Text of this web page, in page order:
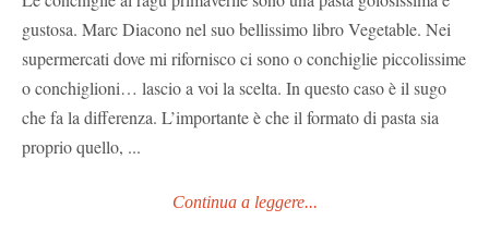
gustosa. Marc Diacono nel suo bellissimo libro Vegetable. Nei
supermercati dove mi rifornisco ci sono o conchiglie piccolissime
o conchiglioni… lascio a voi la scelta. In questo caso è il sugo
che fa la differenza. L’importante è che il formato di pasta sia
proprio quello, ...
Continua a leggere...